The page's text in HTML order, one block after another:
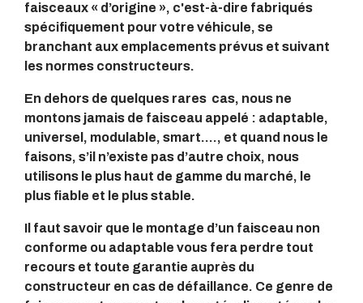
faisceaux « d’origine », c'est-à-dire fabriqués
spécifiquement pour votre véhicule, se
branchant aux emplacements prévus et suivant
les normes constructeurs.
En dehors de quelques rares cas, nous ne
montons jamais de faisceau appelé : adaptable,
universel, modulable, smart…., et quand nous le
faisons, s’il n’existe pas d’autre choix, nous
utilisons le plus haut de gamme du marché, le
plus fiable et le plus stable.
Il faut savoir que le montage d’un faisceau non
conforme ou adaptable vous fera perdre tout
recours et toute garantie auprès du
constructeur en cas de défaillance. Ce genre de